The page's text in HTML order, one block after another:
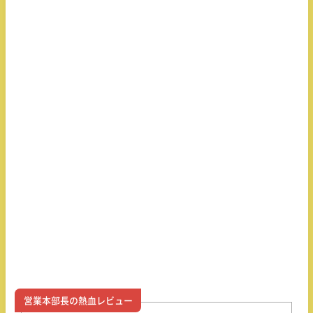
営業本部長の熱血レビュー